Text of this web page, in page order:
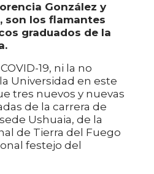
González y
son los flamantes
graduados de la
19, ni la no
Universidad en este
tres nuevos y nuevas
de la carrera de
Ushuaia, de la
de Tierra del Fuego
festejo del